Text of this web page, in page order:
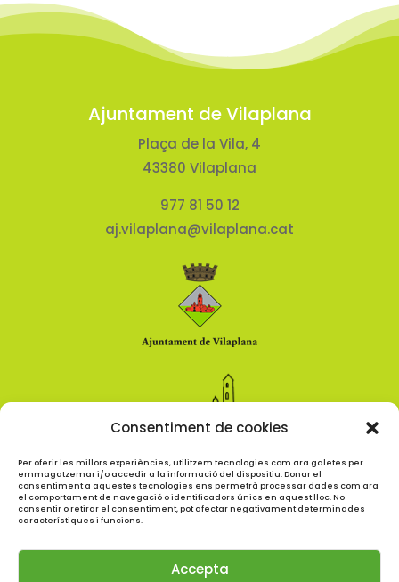
Consentiment de cookies
Per oferir les millors experiències, utilitzem tecnologies com ara galetes per
emmagatzemar i/o accedir a la informació del dispositiu. Donar el
consentiment a aquestes tecnologies ens permetrà processar dades com ara
el comportament de navegació o identificadors únics en aquest lloc. No
consentir o retirar el consentiment, pot afectar negativament determinades
característiques i funcions.
Accepta
Ajuntament de Vilaplana
Plaça de la Vila, 4
43380 Vilaplana
977 81 50 12
aj.vilaplana@vilaplana.cat
dl. - dv. d'11 a 14 h